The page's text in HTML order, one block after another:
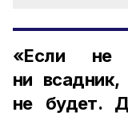
«Если не
ни всадник,
не будет.